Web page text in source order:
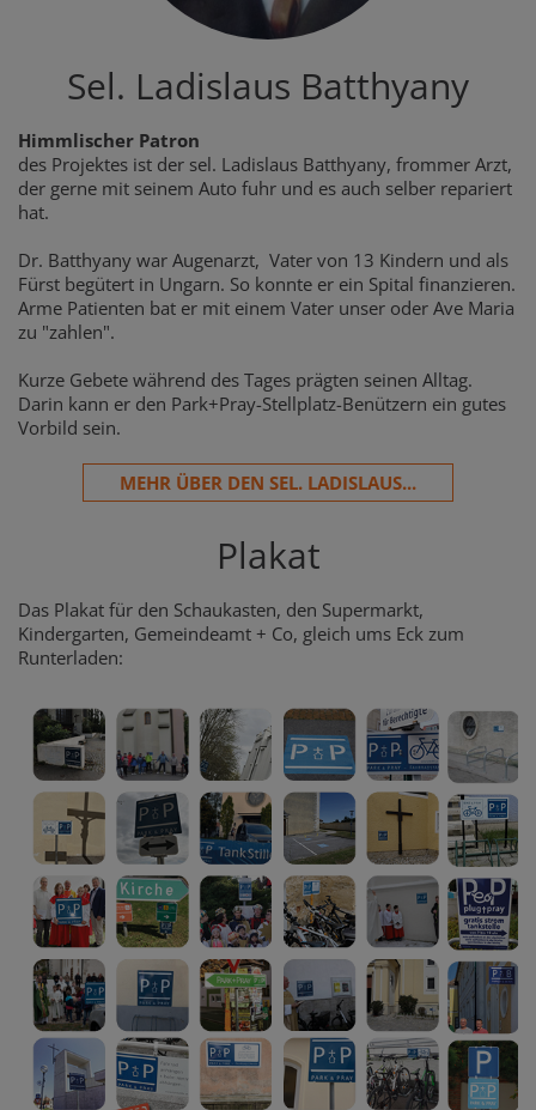
Sel. Ladislaus Batthyany
Himmlischer Patron
des Projektes ist der sel. Ladislaus Batthyany, frommer Arzt,
der gerne mit seinem Auto fuhr und es auch selber repariert
hat.
Dr. Batthyany war Augenarzt, Vater von 13 Kindern und als
Fürst begütert in Ungarn. So konnte er ein Spital finanzieren.
Arme Patienten bat er mit einem Vater unser oder Ave Maria
zu "zahlen".
Kurze Gebete während des Tages prägten seinen Alltag.
Darin kann er den Park+Pray-Stellplatz-Benützern ein gutes
Vorbild sein.
MEHR ÜBER DEN SEL. LADISLAUS...
Plakat
Das Plakat für den Schaukasten, den Supermarkt,
Kindergarten, Gemeindeamt + Co, gleich ums Eck zum
Runterladen: